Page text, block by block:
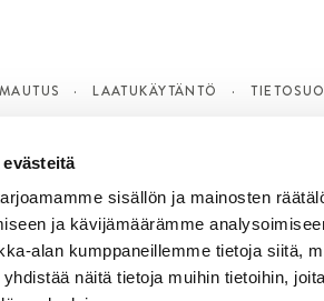
sisällön ja mainosten
ja kävijämäärämme
alan kumppaneillemme tietoja siitä,
näitä tietoja muihin tietoihin,
LAATUKÄYTÄNTÖ